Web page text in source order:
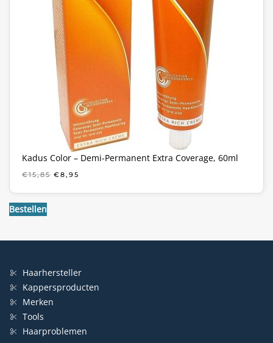
Kadus Color – Demi-Permanent Extra Coverage, 60ml
€15,85 OORSPRONKELIJKE
WAS:
€8,95
IS:
Bestellen
Haarhersteller
Kappersproducten
Merken
Tools
Haarproblemen